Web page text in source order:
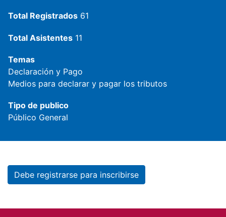
Total Registrados 61
Total Asistentes 11
Temas
Declaración y Pago
Medios para declarar y pagar los tributos
Tipo de publico
Público General
Debe registrarse para inscribirse